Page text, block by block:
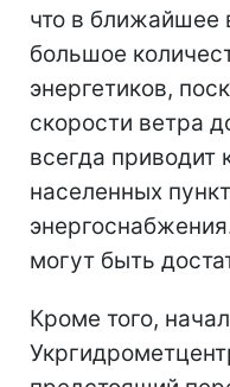
что в ближайшее
большое
энергетиков,
скорости ветра
всегда приводит
населенных
могут быть
Кроме того,